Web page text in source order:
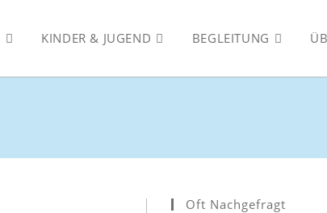
KINDER & JUGEND BEGLEITUNG
Oft Nachgefragt